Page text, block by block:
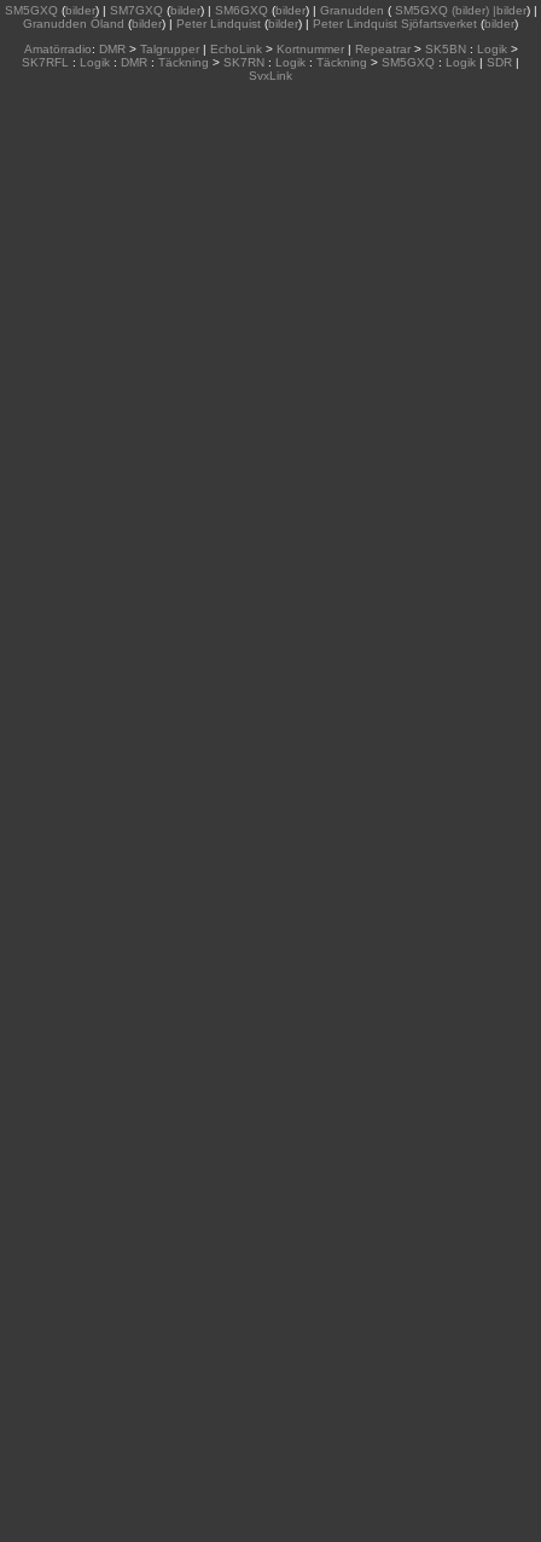
SM5GXQ(bilder) | SM7GXQ(bilder) | SM6GXQ(bilder) | Granudden (SM5GXQ (bilder) |bilder) |
Granudden Öland (bilder) | Peter Lindquist (bilder) | Peter Lindquist Sjöfartsverket (bilder)
Amatörradio: DMR> Talgrupper| EchoLink> Kortnummer| Repeatrar> SK5BN: Logik>
SK7RFL
: Logik : DMR : Täckning > SK7RN : Logik : Täckning > SM5GXQ : Logik | SDR |
SvxLink